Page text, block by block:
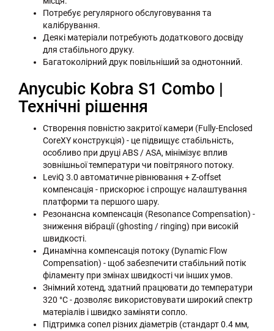
Потребує регулярного обслуговування та
калібрування.
Деякі матеріали потребують додаткового досвіду
для стабільного друку.
Багатоколірний друк повільніший за однотонний.
Anycubic Kobra S1 Combo |
Технічні рішення
Створення повністю закритої камери (Fully-Enclosed
CoreXY конструкція) - це підвищує стабільність,
особливо при друці ABS / ASA, мінімізує вплив
зовнішньої температури чи повітряного потоку.
LeviQ 3.0 автоматичне рівнювання + Z-offset
компенсація - прискорює і спрощує налаштування
платформи та першого шару.
Резонансна компенсація (Resonance Compensation) -
зниження вібрації (ghosting / ringing) при високій
швидкості.
Динамічна компенсація потоку (Dynamic Flow
Compensation) - щоб забезпечити стабільний потік
філаменту при змінах швидкості чи інших умов.
Знімний хотенд, здатний працювати до температури
320 °C - дозволяє використовувати широкий спектр
матеріалів і швидко заміняти сопло.
Підтримка сопел різних діаметрів (стандарт 0.4 мм,